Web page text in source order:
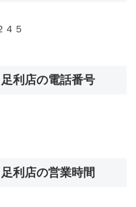
４５
利店の電話番号
利店の営業時間